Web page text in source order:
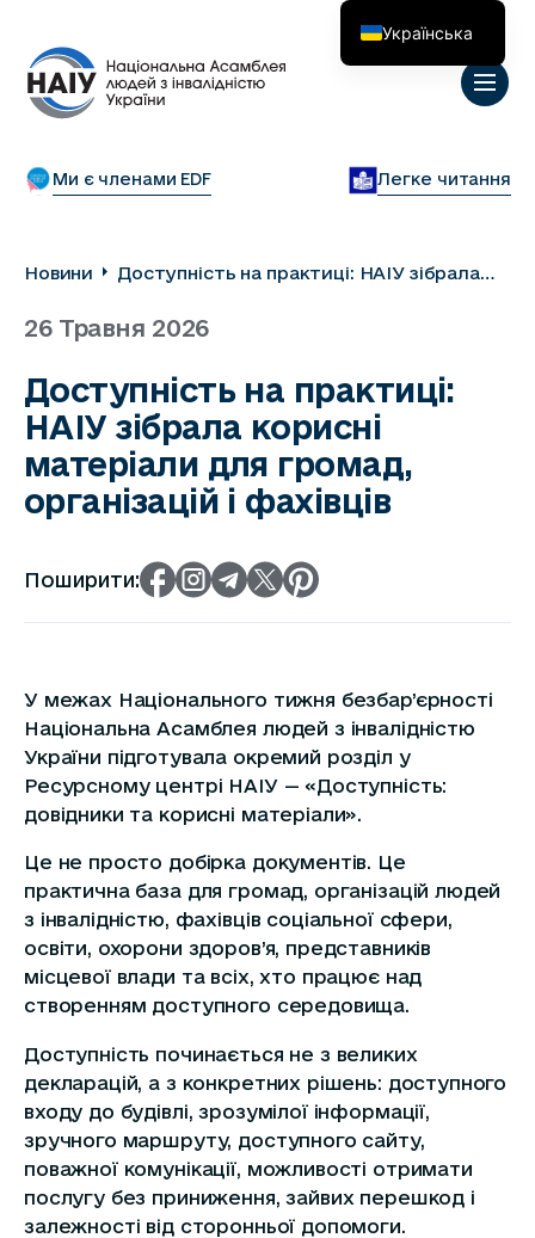
Ми є членами EDF Легке читання
Новини
Доступність на практиці: НАІУ зібрала
організацій і фахівців
26 Травня 2026
Доступність на практиці:
НАІУ зібрала корисні
матеріали для громад,
організацій і фахівців
Поширити:
У межах Національного тижня безбар’єрності
Національна Асамблея людей з інвалідністю
України підготувала окремий розділ у
Ресурсному центрі НАІУ — «Доступність:
довідники та корисні матеріали».
Це не просто добірка документів. Це
практична база для громад, організацій людей
з інвалідністю, фахівців соціальної сфери,
освіти, охорони здоров’я, представників
місцевої влади та всіх, хто працює над
створенням доступного середовища.
Доступність починається не з великих
декларацій, а з конкретних рішень: доступного
входу до будівлі, зрозумілої інформації,
зручного маршруту, доступного сайту,
поважної комунікації, можливості отримати
послугу без приниження, зайвих перешкод і
залежності від сторонньої допомоги.
Українська
English